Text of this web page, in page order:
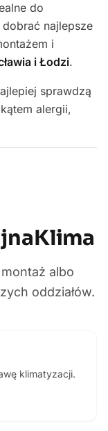
do
najlepsze
i
i Łodzi.
sprawdzą
alergii,
albo
oddziałów.
klimatyzacji.